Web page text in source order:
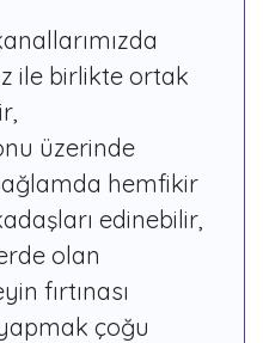
ile birlikte ortak
üzerinde
hemfikir
edinebilir,
olan
fırtınası
çoğu